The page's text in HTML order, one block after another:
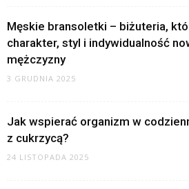
Męskie bransoletki – biżuteria,
charakter, styl i indywidualność
mężczyzny
3 GRUDNIA 2025
Jak wspierać organizm w
z cukrzycą?
24 LISTOPADA 2025